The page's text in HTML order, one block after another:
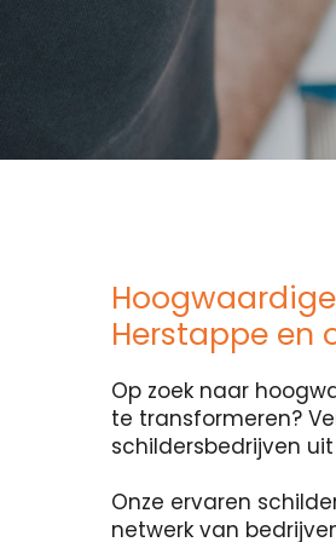
Herstappe en
Op zoek naar
te transformeren?
schildersbedrijven
Onze ervaren
netwerk van